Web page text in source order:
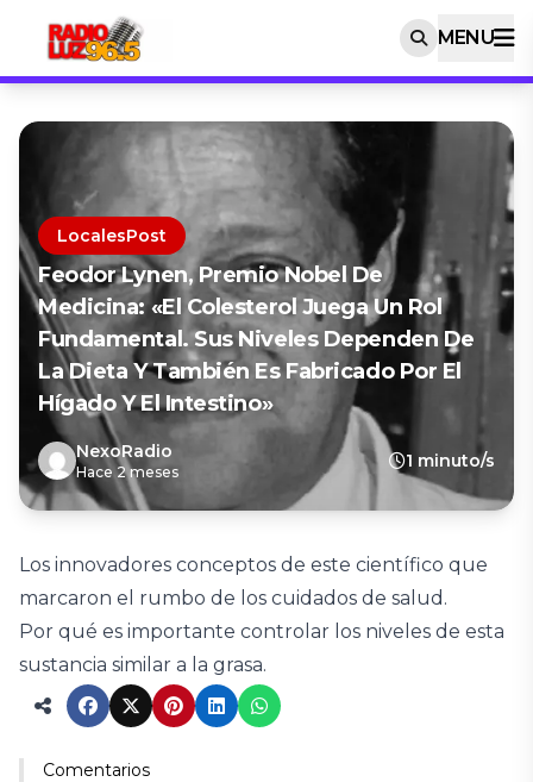
MENU
LocalesPost
Feodor Lynen, Premio Nobel De
Medicina: «El Colesterol Juega Un Rol
Fundamental. Sus Niveles Dependen De
La Dieta Y También Es Fabricado Por El
Hígado Y El Intestino»
NexoRadio
Hace 2 meses
1 minuto/s
Los innovadores conceptos de este científico que
marcaron el rumbo de los cuidados de salud.
Por qué es importante controlar los niveles de esta
sustancia similar a la grasa.
Comentarios